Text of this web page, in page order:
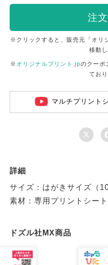
注
※クリックすると、販売元「オリ
移動し
※ オリジナルプリント.jpのクーポ
ており
マルチプリント

詳細
サイズ：はがきサイズ（
素材：専用プリントシート
ドズル社MX商品